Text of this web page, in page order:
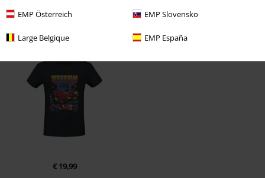
EMP Österreich EMP Slovensko
Large Belgique EMP España
Commentaar versturen
Laatst bezocht
€ 19,99